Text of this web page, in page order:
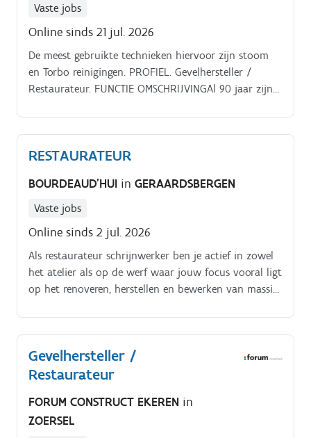
Vaste jobs
Online sinds 21 jul. 2026
De meest gebruikte technieken hiervoor zijn stoom
en Torbo reinigingen. PROFIEL. Gevelhersteller /
Restaurateur. FUNCTIE OMSCHRIJVINGAl 90 jaar zijn
RESTAURATEUR
BOURDEAUD'HUI in GERAARDSBERGEN
Vaste jobs
Online sinds 2 jul. 2026
Als restaurateur schrijnwerker ben je actief in zowel
het atelier als op de werf waar jouw focus vooral ligt
op het renoveren, herstellen en bewerken van massief
herstellingen en renovatiewerken aan bestaande
houten constructies en schrijnwerkelementen.
Gevelhersteller /
Restaurateur
FORUM CONSTRUCT EKEREN in
ZOERSEL